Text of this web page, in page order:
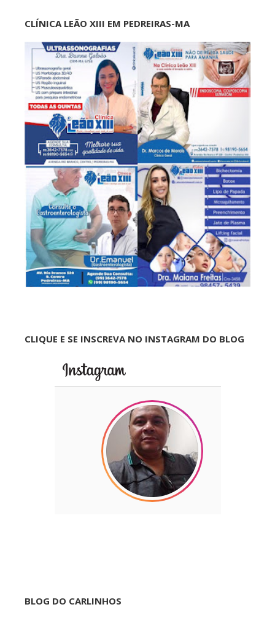
CLÍNICA LEÃO XIII EM PEDREIRAS-MA
CLIQUE E SE INSCREVA NO INSTAGRAM DO BLOG
BLOG DO CARLINHOS